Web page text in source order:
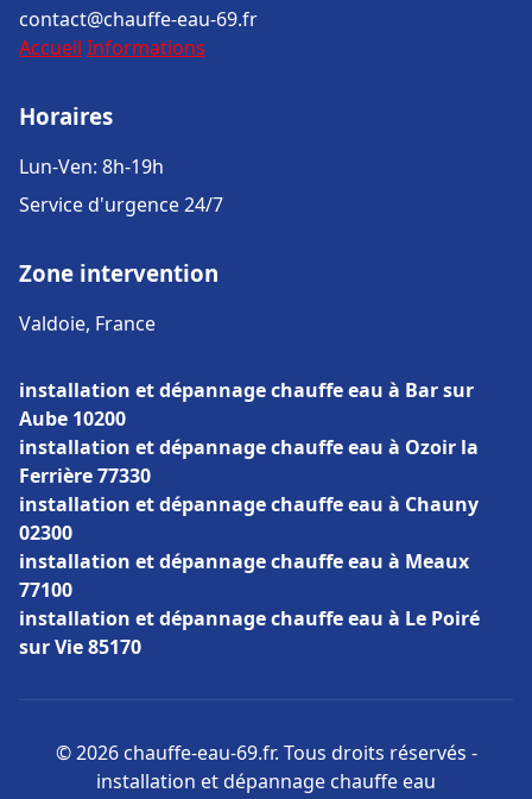
contact@chauffe-eau-69.fr
Accueil Informations
Horaires
Lun-Ven: 8h-19h
Service d'urgence 24/7
Zone intervention
Valdoie, France
installation et dépannage chauffe eau à Bar sur
Aube 10200
installation et dépannage chauffe eau à Ozoir la
Ferrière 77330
installation et dépannage chauffe eau à Chauny
02300
installation et dépannage chauffe eau à Meaux
77100
installation et dépannage chauffe eau à Le Poiré
sur Vie 85170
© 2026 chauffe-eau-69.fr. Tous droits réservés -
installation et dépannage chauffe eau